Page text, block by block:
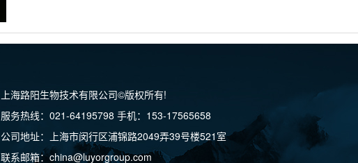
上海路阳生物技术有限公司©版权所有!
服务热线：021-64195798 手机：153-17565658
公司地址：上海市闵行区浦锦路2049弄39号楼521室
联系邮箱：china@luyorgroup.com